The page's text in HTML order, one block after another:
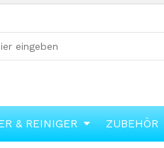
& REINIGER ZUBEHÖR